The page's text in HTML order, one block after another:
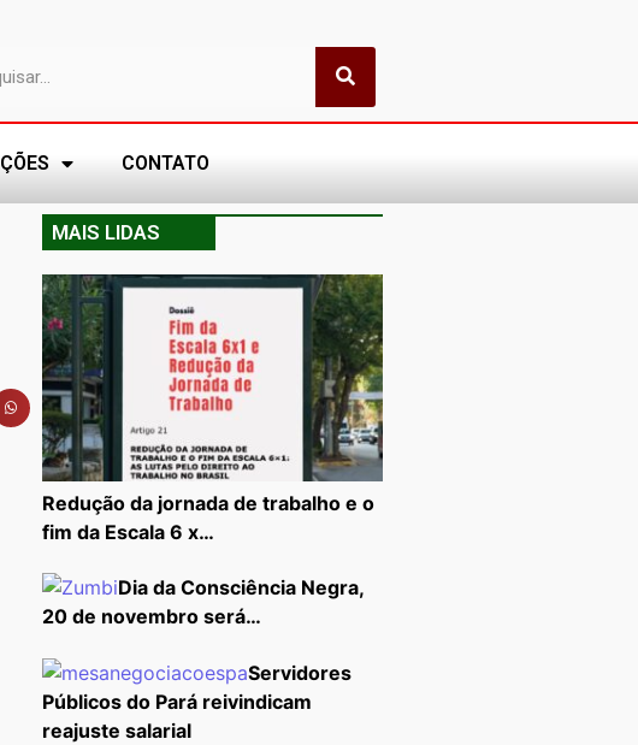
CONTATO
MAIS LIDAS
Redução da jornada de trabalho e o
fim da Escala 6 x…
Dia da Consciência Negra,
20 de novembro será…
Servidores
Públicos do Pará reivindicam
reajuste salarial